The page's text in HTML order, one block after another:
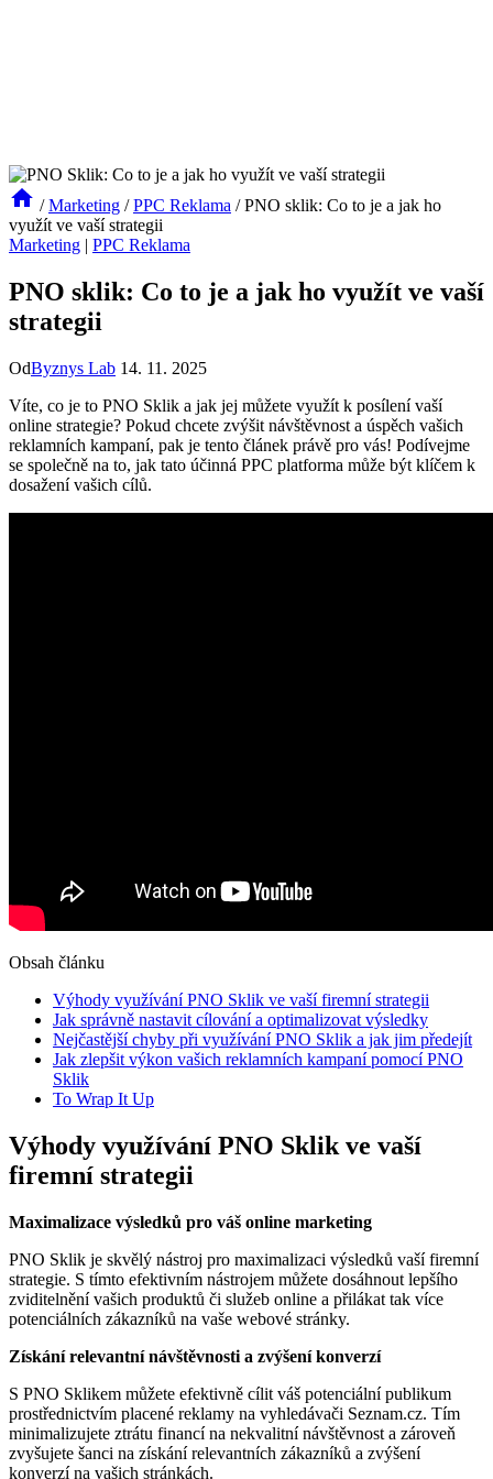
/ Marketing / PPC Reklama / PNO sklik: Co to je a jak ho
využít ve vaší strategii
Marketing | PPC Reklama
PNO sklik: Co to je a jak ho využít ve vaší
strategii
OdByznys Lab 14. 11. 2025
Víte, co je to PNO Sklik a jak jej můžete využít k posílení vaší
online strategie? Pokud chcete zvýšit návštěvnost a úspěch vašich
reklamních kampaní, pak je tento článek právě pro vás! Podívejme
se společně na to, jak tato účinná PPC platforma může být klíčem k
dosažení vašich cílů.
Obsah článku
Výhody využívání PNO Sklik ve vaší firemní strategii
Jak správně nastavit cílování a optimalizovat výsledky
Nejčastější chyby při využívání PNO Sklik a jak jim předejít
Jak zlepšit výkon vašich reklamních kampaní pomocí PNO
Sklik
To Wrap It Up
Výhody využívání PNO Sklik ve vaší
firemní strategii
Maximalizace výsledků pro váš online marketing
PNO Sklik je skvělý nástroj pro maximalizaci výsledků vaší firemní
strategie. S tímto efektivním nástrojem můžete dosáhnout lepšího
zviditelnění vašich produktů či služeb online a přilákat tak více
potenciálních zákazníků na vaše webové stránky.
Získání relevantní návštěvnosti a zvýšení konverzí
S PNO Sklikem můžete efektivně cílit váš potenciální publikum
prostřednictvím placené reklamy na vyhledávači Seznam.cz. Tím
minimalizujete ztrátu financí na nekvalitní návštěvnost a zároveň
zvyšujete šanci na získání relevantních zákazníků a zvýšení
konverzí na vašich stránkách.